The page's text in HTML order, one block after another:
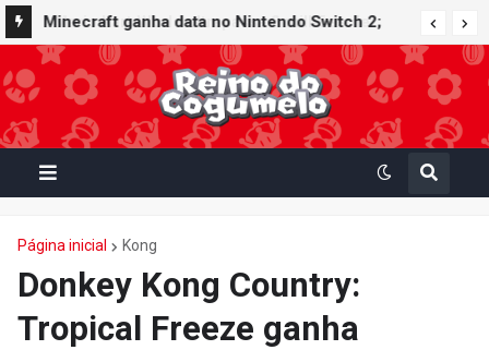
Minecraft ganha data no Nintendo Switch 2;
Super Mario Mash-Up receberá atualização
gráfica exclusiva
Página inicial Kong
Donkey Kong Country:
Tropical Freeze ganha